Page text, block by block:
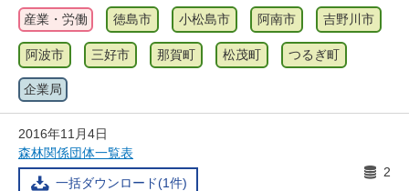
産業・労働 徳島市 小松島市 阿南市 吉野川市
阿波市 三好市 那賀町 松茂町 つるぎ町
企業局
2016年11月4日
森林関係団体一覧表
一括ダウンロード(1件)
2